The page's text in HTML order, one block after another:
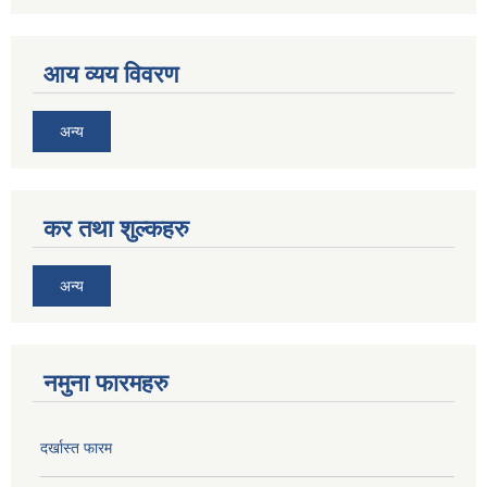
आय व्यय विवरण
अन्य
कर तथा शुल्कहरु
अन्य
नमुना फारमहरु
दर्खास्त फारम